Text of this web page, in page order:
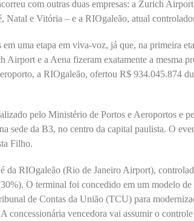
com outras duas empresas: a Zurich
Natal e Vitória – e a RIOgaleão, atual
uma etapa em viva-voz, já que, na primeira
Airport e a Aena fizeram exatamente a mesma
a RIOgaleão, ofertou R$ 934.045.874
pelo Ministério de Portos e Aeroportos e
sede da B3, no centro da capital paulista. O
Filho.
da RIOgaleão (Rio de Janeiro Airport),
O terminal foi concedido em um modelo de
de Contas da União (TCU) para
concessionária vencedora vai assumir o